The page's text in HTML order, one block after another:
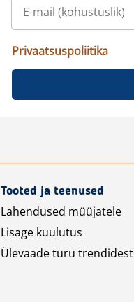
Privaatsuspoliitika
Tooted ja teenused
Lahendused müüjatele
Lisage kuulutus
Ülevaade turu trendidest